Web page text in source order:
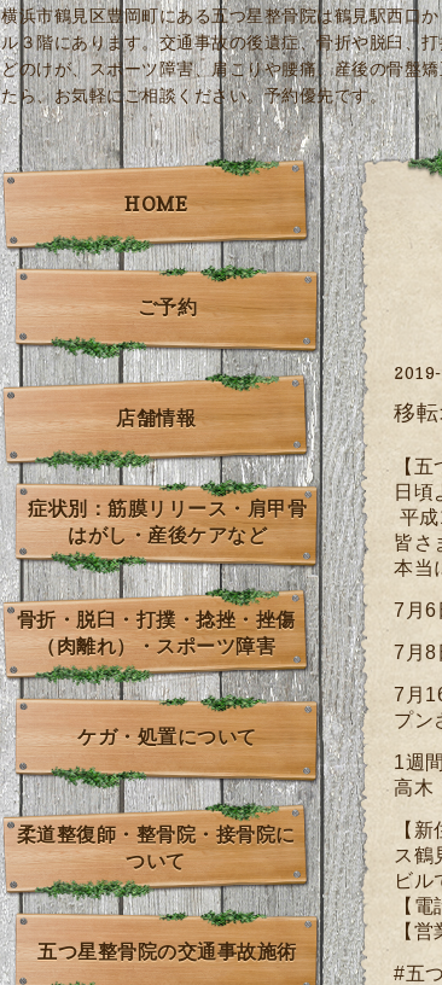
横浜市鶴見区豊岡町にある五つ星整骨院は鶴見駅西口
ル３階にあります。交通事故の後遺症、骨折や脱臼、
どのけが、スポーツ障害、肩こりや腰痛、産後の骨盤
たら、お気軽にご相談ください。予約優先です。
移
【
日頃
平
皆さ
本当
7月6
7月8
7月
プン
1週
高木
【
ス鶴
ビル
【
【
#五
HOME
ご予約
店舗情報
症状別：筋膜リリース・肩甲骨
はがし・産後ケアなど
骨折・脱臼・打撲・捻挫・挫傷
（肉離れ）・スポーツ障害
ケガ・処置について
柔道整復師・整骨院・接骨院に
ついて
五つ星整骨院の交通事故施術